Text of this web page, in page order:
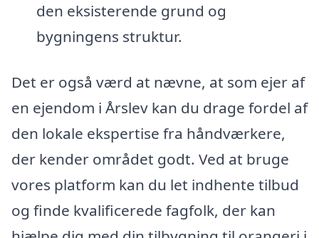
den eksisterende grund og
bygningens struktur.
Det er også værd at nævne, at som ejer af
en ejendom i Årslev kan du drage fordel af
den lokale ekspertise fra håndværkere,
der kender området godt. Ved at bruge
vores platform kan du let indhente tilbud
og finde kvalificerede fagfolk, der kan